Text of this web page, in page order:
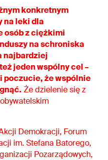
konkretnym
na leki dla
osób z ciężkimi
na schroniska
najbardziej
jeden wspólny cel –
poczucie, że wspólnie
Że dzielenie się z
Demokracji, Forum
im. Stefana Batorego,
Pozarządowych,